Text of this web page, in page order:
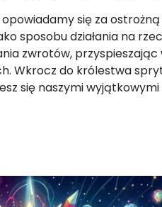
opowiadamy się za
sposobu działania na
zwrotów,
Wkrocz do królestwa
się naszymi